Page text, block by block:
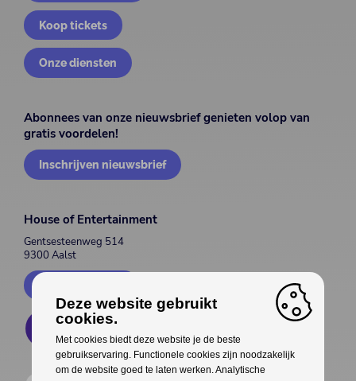
Koop tickets
Onze diensten
Abonnees van onze nieuwsbrief genieten volop van
gratis voordelen!
Inschrijven nieuwsbrief
House of Entertainment
Gentsesteenweg 514
9300 Aalst
Deze website gebruikt
cookies.
Met cookies biedt deze website je de beste
gebruikservaring. Functionele cookies zijn noodzakelijk
om de website goed te laten werken. Analytische